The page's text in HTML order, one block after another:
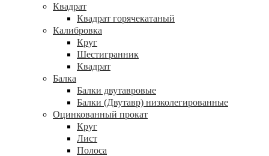
Квадрат
Квадрат горячекатаный
Калибровка
Круг
Шестигранник
Квадрат
Балка
Балки двутавровые
Балки (Двутавр) низколегированные
Оцинкованный прокат
Круг
Лист
Полоса